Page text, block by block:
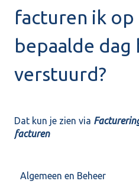
facturen ik op
bepaalde dag
verstuurd?
Dat kun je zien via
facturen
Algemeen en Beheer